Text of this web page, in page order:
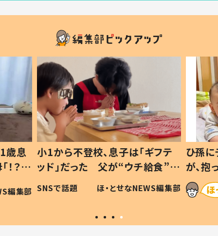
歳息
？」
編集部
小1から不登校、息子は「ギフテ
ッド」だった 父が“ウチ給食”を
作り続ける理由とは #令和の親
#令和の子
SNSで話題 ほ・とせなNEWS編集部
ひ孫
が、
「涙が
い」